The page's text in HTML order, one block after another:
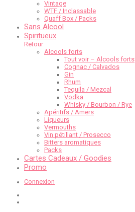
Vintage
WTF / Inclassable
Quaff Box / Packs
Sans Alcool
Spiritueux
Retour
Alcools forts
Tout voir – Alcools forts
Cognac / Calvados
Gin
Rhum
Tequila / Mezcal
Vodka
Whisky / Bourbon / Rye
Apéritifs / Amers
Liqueurs
Vermouths
Vin pétillant / Prosecco
Bitters aromatiques
Packs
Cartes Cadeaux / Goodies
Promo
Connexion